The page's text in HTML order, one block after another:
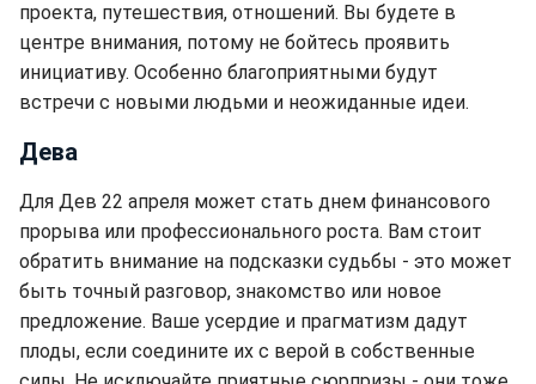
проекта, путешествия, отношений. Вы будете в
центре внимания, потому не бойтесь проявить
инициативу. Особенно благоприятными будут
встречи с новыми людьми и неожиданные идеи.
Дева
Для Дев 22 апреля может стать днем ​​финансового
прорыва или профессионального роста. Вам стоит
обратить внимание на подсказки судьбы - это может
быть точный разговор, знакомство или новое
предложение. Ваше усердие и прагматизм дадут
плоды, если соедините их с верой в собственные